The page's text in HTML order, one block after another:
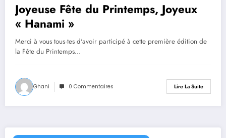
Joyeuse Fête du Printemps, Joyeux
« Hanami »
Merci à vous tous·tes d'avoir participé à cette première édition de
la Fête du Printemps…
Ghani 0 Commentaires Lire La Suite